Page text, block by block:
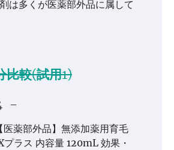
は多くが医薬部外品に属して
比較(試用1)
–
医薬部外品】無添加薬用育毛
プラス 内容量 120mL 効果・